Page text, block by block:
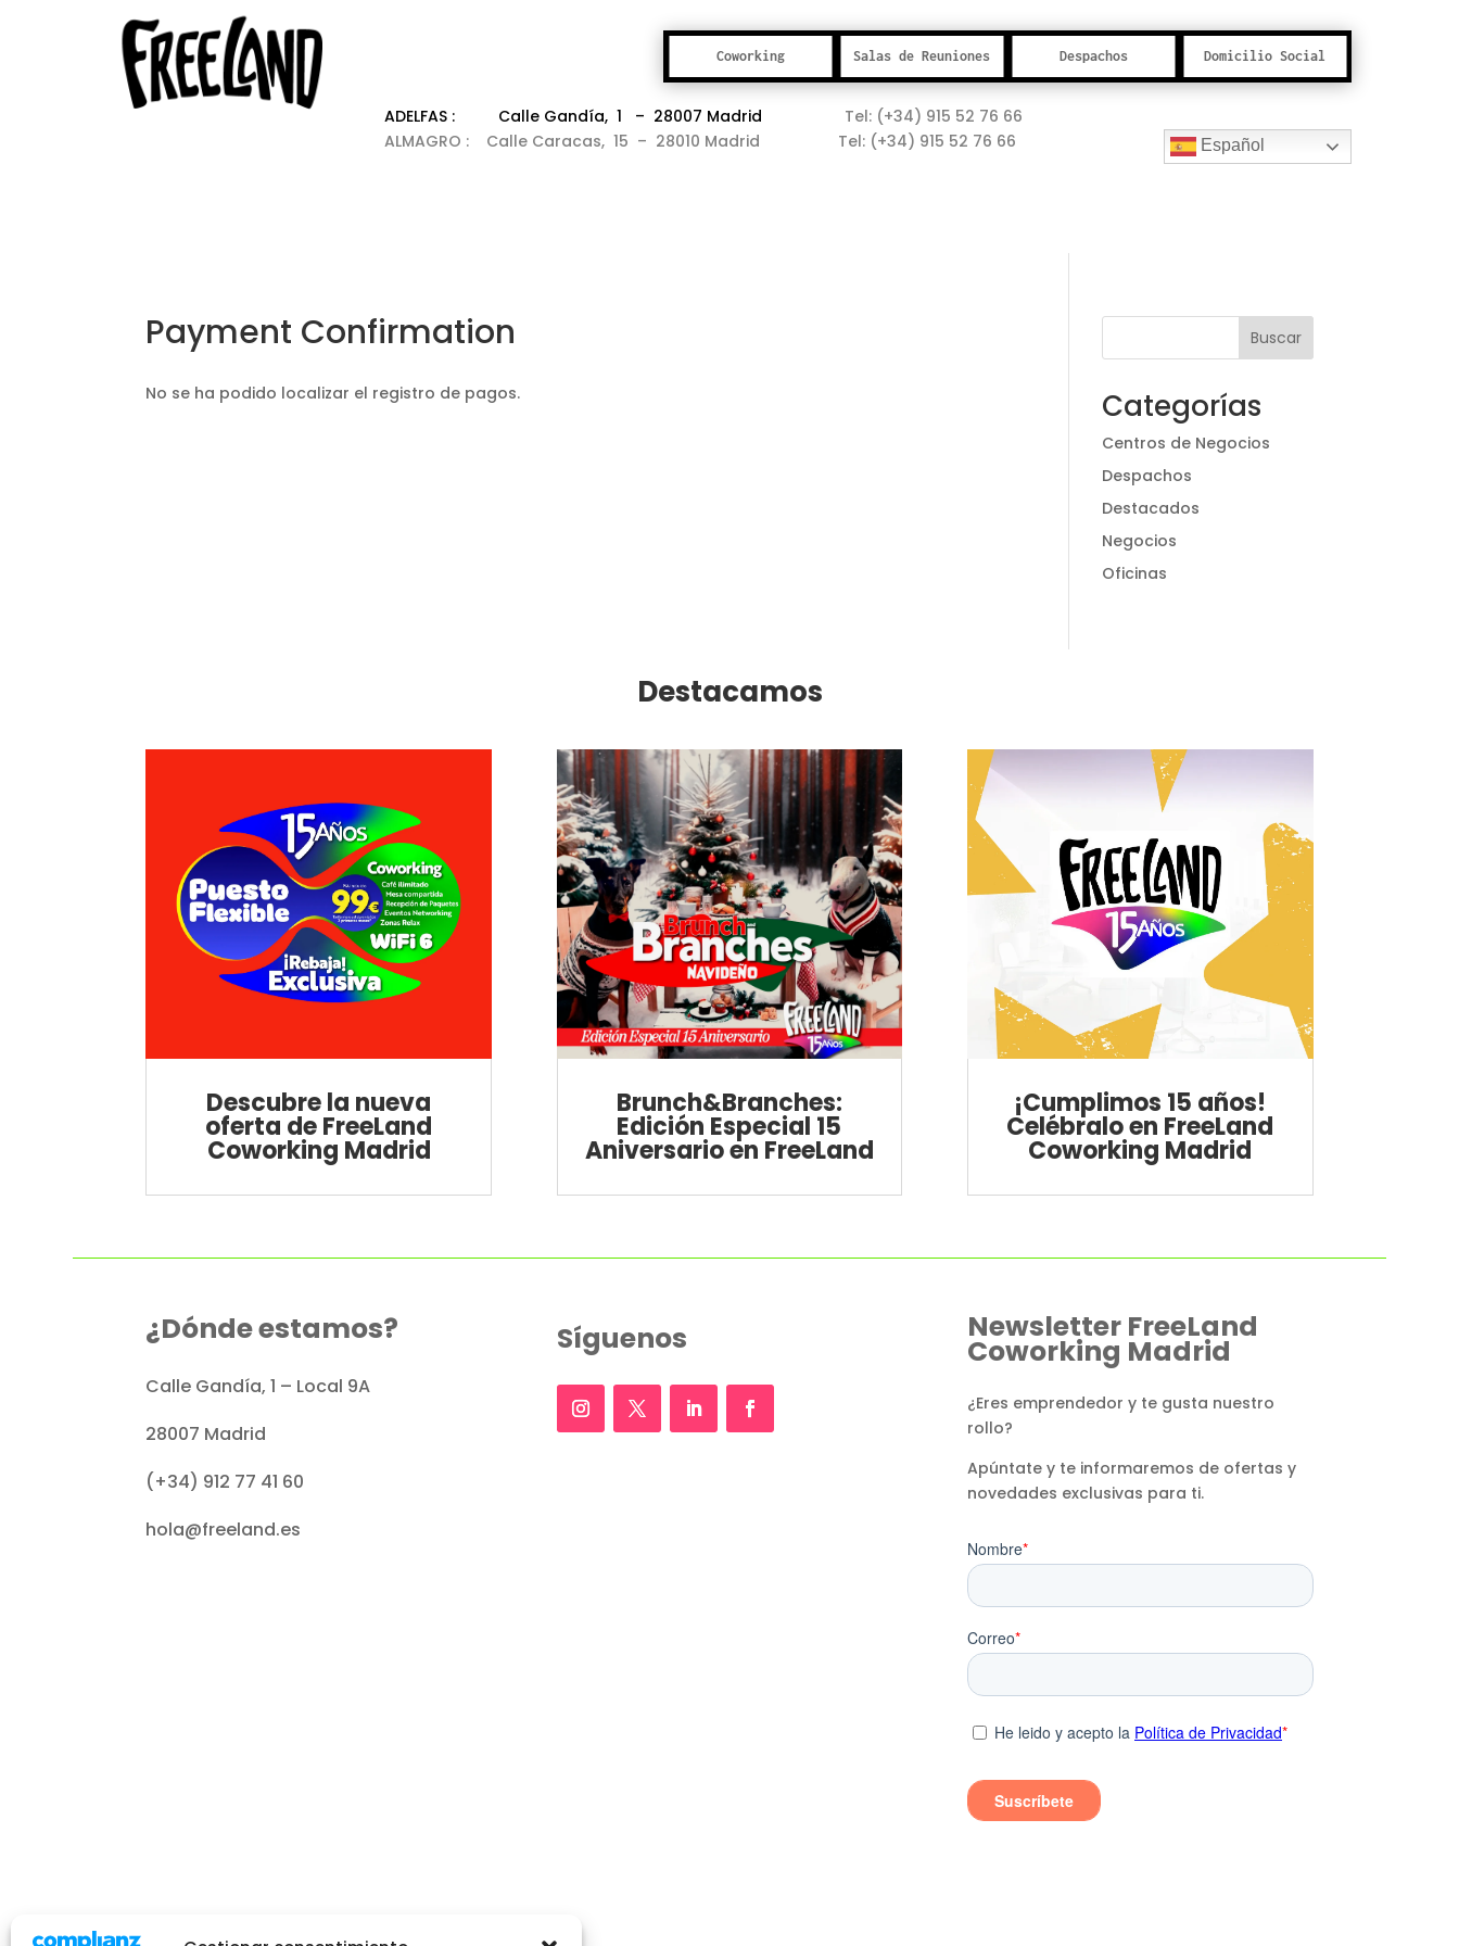
Coworking Salas de Reuniones Despachos Domicilio Social
ADELFAS : Calle Gandía, 1 – 28007 Madrid Tel: (+34) 915 52 76 66
Español
ALMAGRO : Calle Caracas, 15 – 28010 Madrid Tel: (+34) 915 52 76 66
Payment Confirmation
No se ha podido localizar el registro de pagos.
Buscar
Categorías
Centros de Negocios
Despachos
Destacados
Negocios
Oficinas
Destacamos
Descubre la nueva
oferta de FreeLand
Coworking Madrid
Brunch&Branches:
Edición Especial 15
Aniversario en FreeLand
¡Cumplimos 15 años!
Celébralo en FreeLand
Coworking Madrid
¿Dónde estamos?
Calle Gandía, 1 – Local 9A
28007 Madrid
(+34) 912 77 41 60
hola@freeland.es
Síguenos Newsletter FreeLand
Coworking Madrid
¿Eres emprendedor y te gusta nuestro
rollo?
Apúntate y te informaremos de ofertas y
novedades exclusivas para ti.